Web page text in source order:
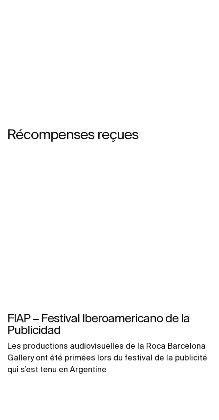
Récompenses reçues
FIAP – Festival Iberoamericano de la
Publicidad
Les productions audiovisuelles de la Roca Barcelona
Gallery ont été primées lors du festival de la publicité
qui s’est tenu en Argentine